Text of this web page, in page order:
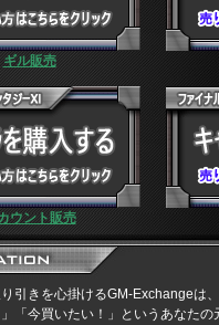
ギル販売
ウント販売
引きを心掛けるGM-Exchangeは
「今買いたい！」というあなた